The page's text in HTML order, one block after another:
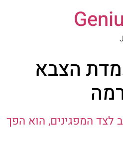
הצבא
לצד המפגינים, הוא הפך